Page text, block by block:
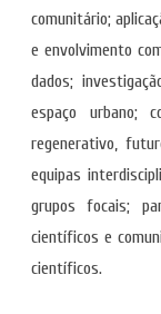
comunitário;
e envolvimento
dados;
espaço urbano;
regenerativo,
equipas
grupos focais;
científicos e
científicos.